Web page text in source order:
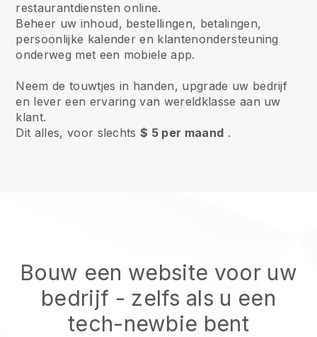
restaurantdiensten online.
Beheer uw inhoud, bestellingen, betalingen,
persoonlijke kalender en klantenondersteuning
onderweg met een mobiele app.
Neem de touwtjes in handen, upgrade uw bedrijf
en lever een ervaring van wereldklasse aan uw
klant.
Dit alles, voor slechts$ 5 per maand .
Bouw een website voor uw
bedrijf - zelfs als u een
tech-newbie bent